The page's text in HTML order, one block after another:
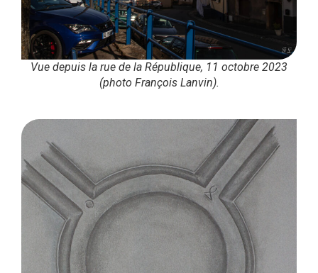
Vue depuis la rue de la République, 11 octobre 2023
(photo François Lanvin).